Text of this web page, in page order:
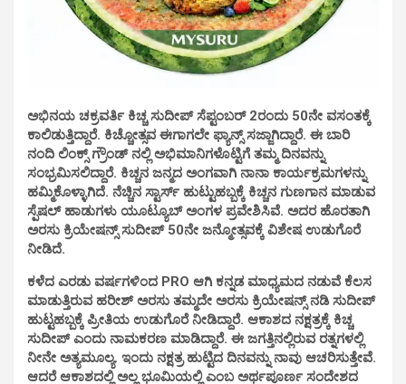
ಅಭಿನಯ ಚಕ್ರವರ್ತಿ ಕಿಚ್ಚ ಸುದೀಪ್ ಸೆಪ್ಟಂಬರ್ 2ರಂದು 50ನೇ ವಸಂತಕ್ಕೆ
ಕಾಲಿಡುತ್ತಿದ್ದಾರೆ. ಕಿಚ್ಚೋತ್ಸವ ಈಗಾಗಲೇ ಫ್ಯಾನ್ಸ್ ಸಜ್ಜಾಗಿದ್ದಾರೆ. ಈ ಬಾರಿ
ನಂದಿ ಲಿಂಕ್ಸ್ ಗ್ರೌಂಡ್ ನಲ್ಲಿ ಅಭಿಮಾನಿಗಳೊಟ್ಟಿಗೆ ತಮ್ಮ ದಿನವನ್ನು
ಸಂಭ್ರಮಿಸಲಿದ್ದಾರೆ. ಕಿಚ್ಚನ ಜನ್ಮದ ಅಂಗವಾಗಿ ನಾನಾ ಕಾರ್ಯಕ್ರಮಗಳನ್ನು
ಹಮ್ಮಿಕೊಳ್ಳಾಗಿದೆ. ನೆಚ್ಚಿನ ಸ್ಟಾರ್ಸ್ ಹುಟ್ಟುಹಬ್ಬಕ್ಕೆ ಕಿಚ್ಚನ ಗುಣಗಾನ ಮಾಡುವ
ಸ್ಪೆಷಲ್ ಹಾಡುಗಳು ಯೂಟ್ಯೂಬ್ ಅಂಗಳ ಪ್ರವೇಶಿಸಿವೆ. ಅದರ ಹೊರತಾಗಿ
ಅರಸು ಕ್ರಿಯೇಷನ್ಸ್ ಸುದೀಪ್ 50ನೇ ಜನ್ಮೋತ್ಸವಕ್ಕೆ ವಿಶೇಷ ಉಡುಗೊರೆ
ನೀಡಿದೆ.
ಕಳೆದ ಎರಡು ವರ್ಷಗಳಿಂದ PRO ಆಗಿ ಕನ್ನಡ ಮಾಧ್ಯಮದ ನಡುವೆ ಕೆಲಸ
ಮಾಡುತ್ತಿರುವ ಹರೀಶ್ ಅರಸು ತಮ್ಮದೇ ಅರಸು ಕ್ರಿಯೇಷನ್ಸ್ ನಡಿ ಸುದೀಪ್
ಹುಟ್ಟಹಬ್ಬಕ್ಕೆ ಪ್ರೀತಿಯ ಉಡುಗೊರೆ ನೀಡಿದ್ದಾರೆ. ಆಕಾಶದ ನಕ್ಷತ್ರಕ್ಕೆ ಕಿಚ್ಚ
ಸುದೀಪ್ ಎಂದು ನಾಮಕರಣ ಮಾಡಿದ್ದಾರೆ. ಈ ಜಗತ್ತಿನಲ್ಲಿರುವ ರತ್ನಗಳಲ್ಲಿ
ನೀನೇ ಅತ್ಯಮೂಲ್ಯ. ಇಂದು ನಕ್ಷತ್ರ ಹುಟ್ಟಿದ ದಿನವನ್ನು ನಾವು ಆಚರಿಸುತ್ತೇವೆ.
ಆದರೆ ಆಕಾಶದಲ್ಲಿ ಅಲ್ಲ ಭೂಮಿಯಲ್ಲಿ ಎಂಬ ಅರ್ಥಪೂರ್ಣ ಸಂದೇಶದ